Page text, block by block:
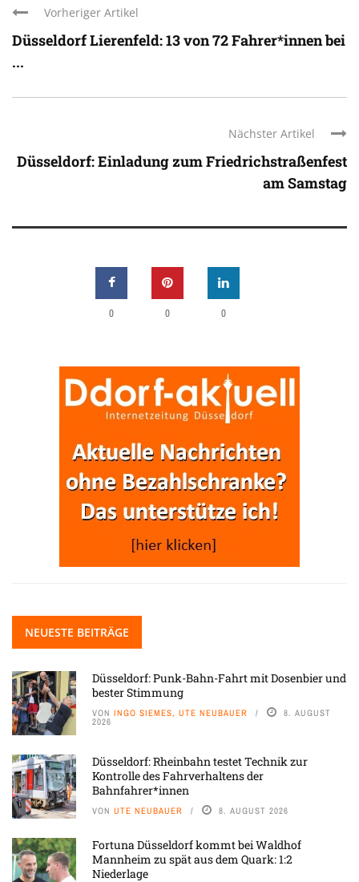
Vorheriger Artikel
Düsseldorf Lierenfeld: 13 von 72 Fahrer*innen bei
...
Nächster Artikel
Düsseldorf: Einladung zum Friedrichstraßenfest
am Samstag
0 0 0
NEUESTE BEITRÄGE
Düsseldorf: Punk-Bahn-Fahrt mit Dosenbier und
bester Stimmung
VON INGO SIEMES, UTE NEUBAUER 8. AUGUST
2026
Düsseldorf: Rheinbahn testet Technik zur
Kontrolle des Fahrverhaltens der
Bahnfahrer*innen
VON UTE NEUBAUER 8. AUGUST 2026
Fortuna Düsseldorf kommt bei Waldhof
Mannheim zu spät aus dem Quark: 1:2
Niederlage